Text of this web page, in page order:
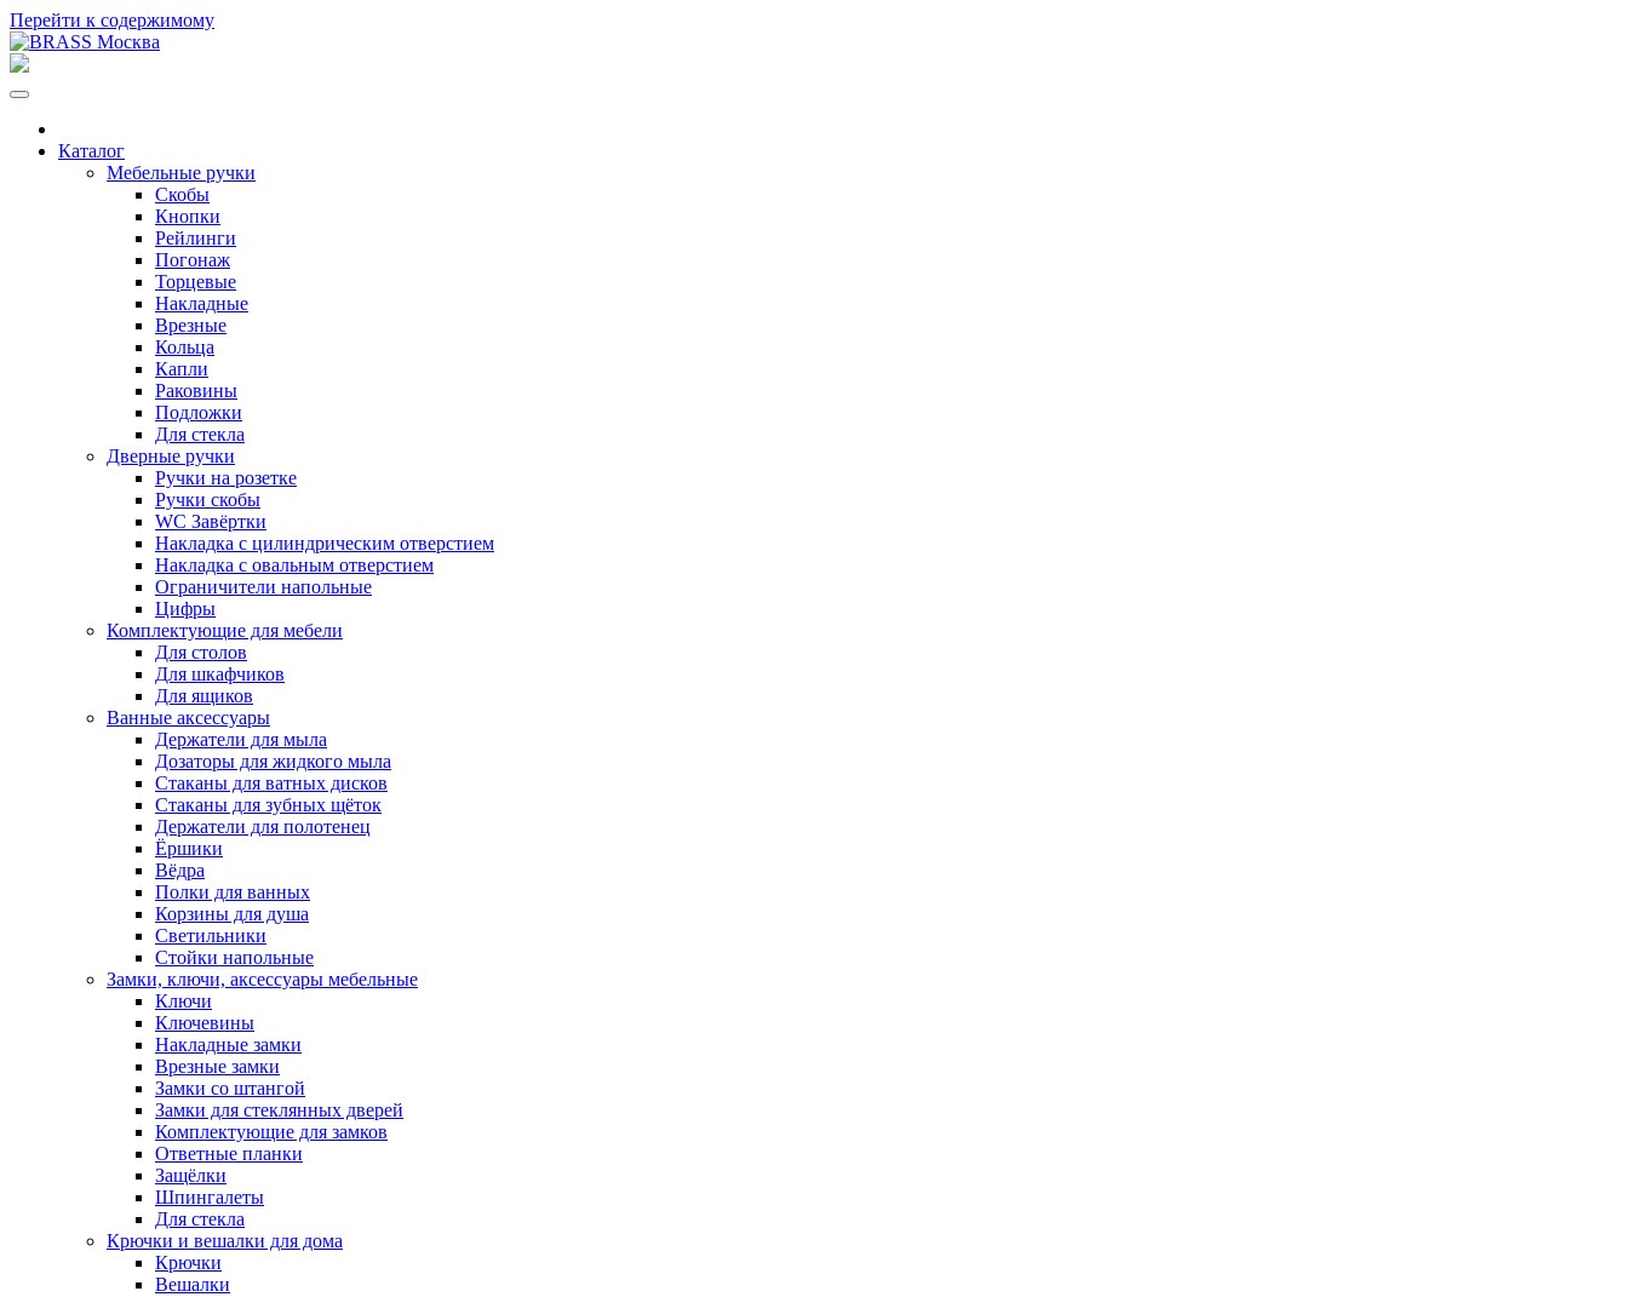
Перейти к содержимому
Каталог
Мебельные ручки
Скобы
Кнопки
Рейлинги
Погонаж
Торцевые
Накладные
Врезные
Кольца
Капли
Раковины
Подложки
Для стекла
Дверные ручки
Ручки на розетке
Ручки скобы
WC Завёртки
Накладка с цилиндрическим отверстием
Накладка с овальным отверстием
Ограничители напольные
Цифры
Комплектующие для мебели
Для столов
Для шкафчиков
Для ящиков
Ванные аксессуары
Держатели для мыла
Дозаторы для жидкого мыла
Стаканы для ватных дисков
Стаканы для зубных щёток
Держатели для полотенец
Ёршики
Вёдра
Полки для ванных
Корзины для душа
Светильники
Стойки напольные
Замки, ключи, аксессуары мебельные
Ключи
Ключевины
Накладные замки
Врезные замки
Замки со штангой
Замки для стеклянных дверей
Комплектующие для замков
Ответные планки
Защёлки
Шпингалеты
Для стекла
Крючки и вешалки для дома
Крючки
Вешалки